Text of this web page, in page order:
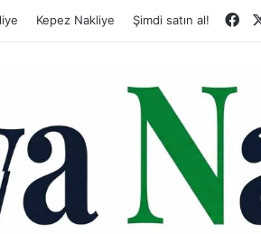
Kepez Nakliye Şimdi satın al!